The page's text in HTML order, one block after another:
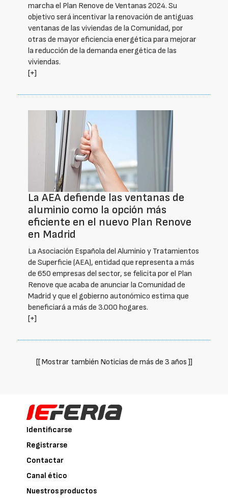
marcha el Plan Renove de Ventanas 2024. Su
objetivo será incentivar la renovación de antiguas
ventanas de las viviendas de la Comunidad, por
otras de mayor eficiencia energética para mejorar
la reducción de la demanda energética de las
viviendas.
[+]
La AEA defiende las ventanas de
aluminio como la opción más
eficiente en el nuevo Plan Renove
en Madrid
La Asociación Española del Aluminio y Tratamientos
de Superficie (AEA), entidad que representa a más
de 650 empresas del sector, se felicita por el Plan
Renove que acaba de anunciar la Comunidad de
Madrid y que el gobierno autonómico estima que
beneficiará a más de 3.000 hogares.
[+]
[[ Mostrar también Noticias de más de 3 años ]]
Identificarse
Registrarse
Contactar
Canal ético
Nuestros productos